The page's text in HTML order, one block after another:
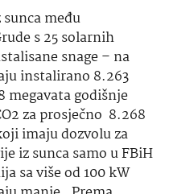
među
s 25 solarnih
snage – na
instalirano 8.263
megavata godišnje
za prosječno 8.268
imaju dozvolu za
iz sunca samo u FBiH
sa više od 100 kW